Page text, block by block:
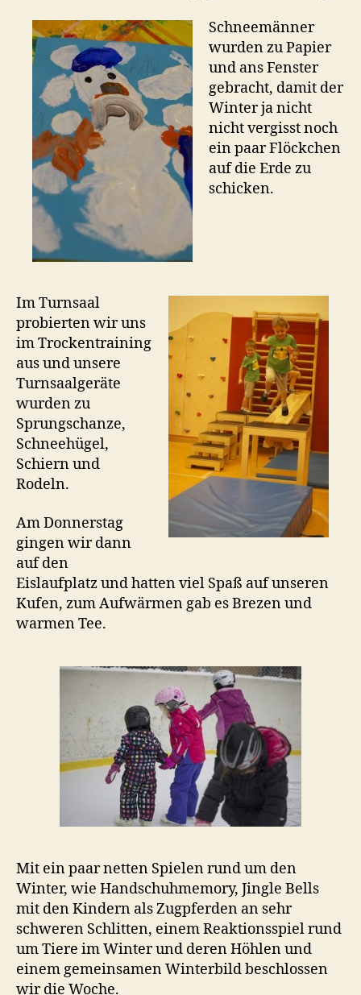
Schneemänner
wurden zu Papier
und ans Fenster
gebracht, damit der
Winter ja nicht
nicht vergisst noch
ein paar Flöckchen
auf die Erde zu
schicken.
Im Turnsaal
probierten wir uns
im Trockentraining
aus und unsere
Turnsaalgeräte
wurden zu
Sprungschanze,
Schneehügel,
Schiern und
Rodeln.
Am Donnerstag
gingen wir dann
auf den
Eislaufplatz und hatten viel Spaß auf unseren
Kufen, zum Aufwärmen gab es Brezen und
warmen Tee.
Mit ein paar netten Spielen rund um den
Winter, wie Handschuhmemory, Jingle Bells
mit den Kindern als Zugpferden an sehr
schweren Schlitten, einem Reaktionsspiel rund
um Tiere im Winter und deren Höhlen und
einem gemeinsamen Winterbild beschlossen
wir die Woche.